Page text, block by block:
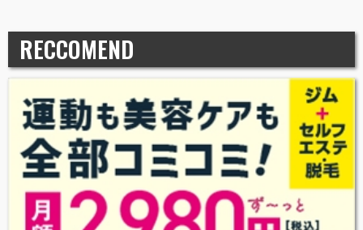
RECCOMEND